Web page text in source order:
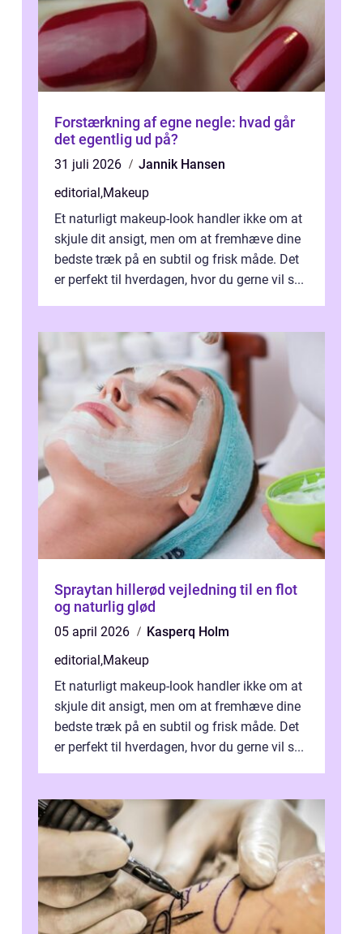
Forstærkning af egne negle: hvad går
det egentlig ud på?
31 juli 2026
Jannik Hansen
editorial ,Makeup
Et naturligt makeup-look handler ikke om at
skjule dit ansigt, men om at fremhæve dine
bedste træk på en subtil og frisk måde. Det
er perfekt til hverdagen, hvor du gerne vil s...
Spraytan hillerød vejledning til en flot
og naturlig glød
05 april 2026
Kasperq Holm
editorial ,Makeup
Et naturligt makeup-look handler ikke om at
skjule dit ansigt, men om at fremhæve dine
bedste træk på en subtil og frisk måde. Det
er perfekt til hverdagen, hvor du gerne vil s...